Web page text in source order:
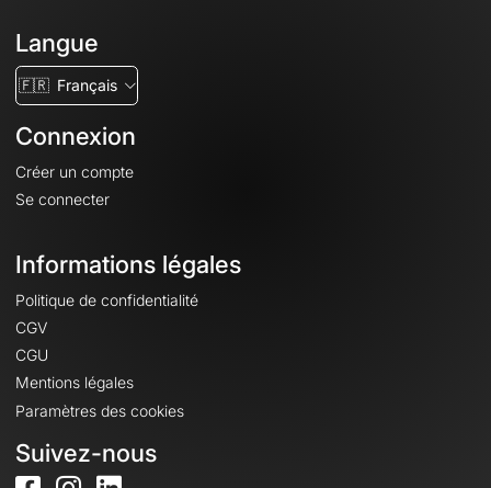
Langue
🇫🇷 Français
Connexion
Créer un compte
Se connecter
Informations légales
Politique de confidentialité
CGV
CGU
Mentions légales
Paramètres des cookies
Suivez-nous